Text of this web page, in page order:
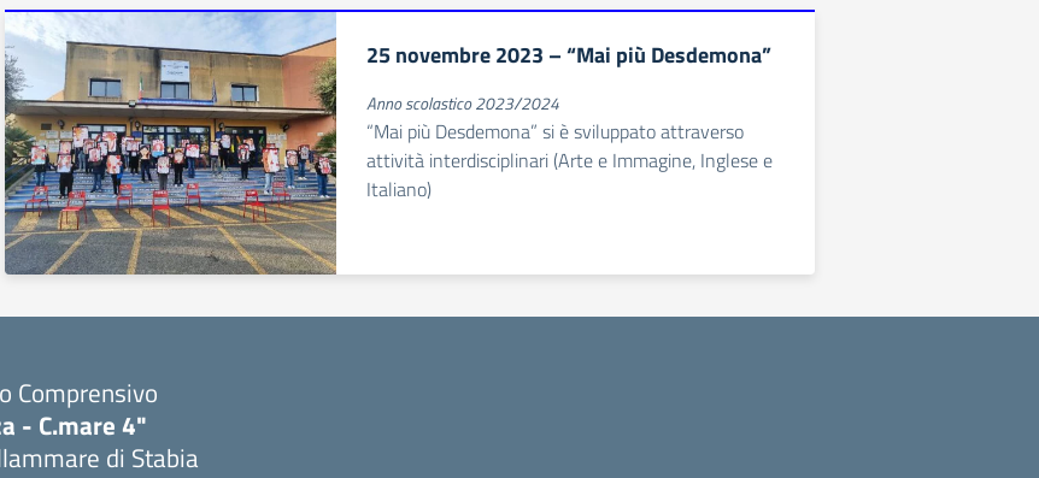
25 novembre 2023 – “Mai più Desdemona”
Anno scolastico 2023/2024
“Mai più Desdemona” si è sviluppato attraverso
attività interdisciplinari (Arte e Immagine, Inglese e
Italiano)
Comprensivo
- C.mare 4"
di Stabia